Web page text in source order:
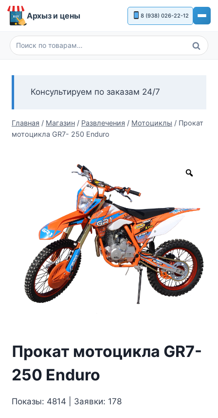
Перейти
Архыз и цены 8 (938) 026-22-12
Искать:
Поиск
Консультируем по заказам 24/7
Главная / Магазин / Развлечения / Мотоциклы / Прокат
мотоцикла GR7- 250 Enduro
Прокат мотоцикла GR7-
250 Enduro
Показы: 4814 | Заявки: 178